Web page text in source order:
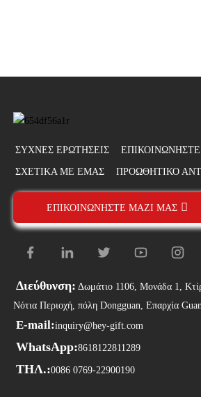
ΣΥΧΝΈΣ ΕΡΩΤΉΣΕΙΣ
ΣΧΕΤΙΚΑ ΜΕ ΕΜΑΣ ΠΡΟΩΘΗΤΙΚΌ
ΕΠΙΚΟΙΝΩΝΉΣΤΕ ΜΑΖΊ ΜΑΣ
Διεύθυνση: Δωμάτιο 1106, Μονάδα 1,
Νότια Περιοχή, πόλη Dongguan, Επαρχία
E-mail:inquiry@hey-gift.com
WhatsApp:8618122811289
ΤΗΛ.:0086 0769-22900190